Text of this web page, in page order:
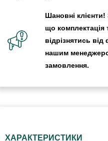
Шановні
що комплектація
відрізнятись
нашим
замовлення.
ХАРАКТЕРИСТИКИ